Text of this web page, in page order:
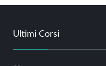
Ultimi Corsi